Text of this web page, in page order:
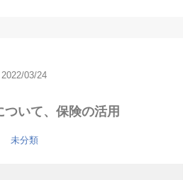
2022/03/24
ついて、保険の活用
未分類